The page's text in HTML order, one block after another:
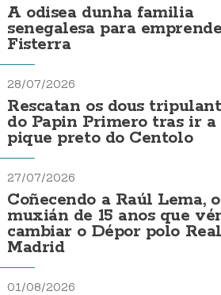
A odisea dunha familia
senegalesa para
Fisterra
28/07/2026
Rescatan os dous
do Papin Primero tras ir a
pique preto do Centolo
27/07/2026
Coñecendo a Raúl Lema, o
muxián de 15 anos que
cambiar o Dépor polo Real
Madrid
01/08/2026